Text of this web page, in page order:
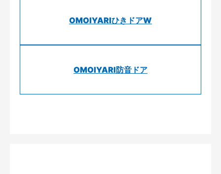
OMOIYARIひきドアW
OMOIYARI防音ドア